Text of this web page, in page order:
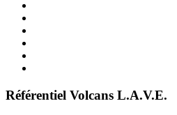
Référentiel Volcans L.A.V.E.